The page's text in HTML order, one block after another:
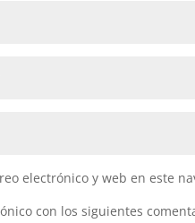
electrónico y web en este
con los siguientes